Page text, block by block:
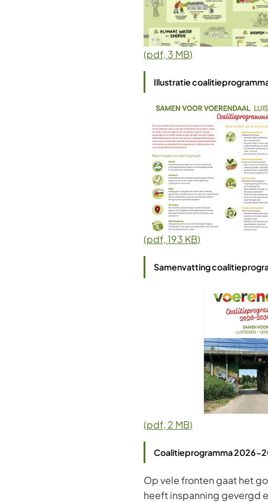
(pdf, 3 MB)
Illustratie
(pdf, 193 KB)
Samenvatting
(pdf, 2 MB)
Coalitieprogramma 2026-
Op vele fronten gaat het
heeft inspanning gevergd